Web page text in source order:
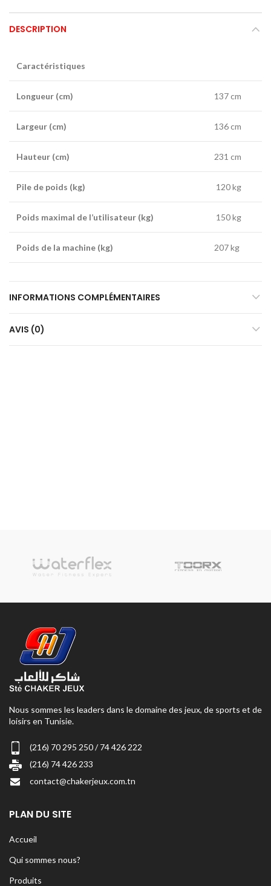
DESCRIPTION
Caractéristiques
Longueur (cm) 137 cm
Largeur (cm) 136 cm
Hauteur (cm) 231 cm
Pile de poids (kg) 120 kg
Poids maximal de l’utilisateur (kg) 150 kg
Poids de la machine (kg) 207 kg
INFORMATIONS COMPLÉMENTAIRES
AVIS (0)
Nous sommes les leaders dans le domaine des jeux, de sports et de
loisirs en Tunisie.
(216) 70 295 250 / 74 426 222
(216) 74 426 233
contact@chakerjeux.com.tn
PLAN DU SITE
Accueil
Qui sommes nous?
Produits